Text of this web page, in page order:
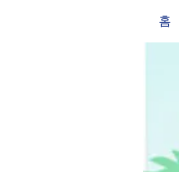
홈